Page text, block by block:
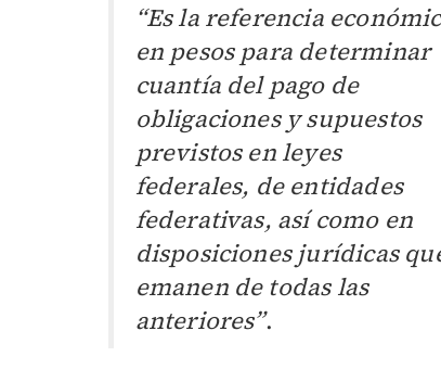
“Es la referencia
en pesos para determinar
cuantía del pago de
obligaciones y supuestos
previstos en leyes
federales, de entidades
federativas, así como en
disposiciones jurídicas
emanen de todas las
anteriores”.